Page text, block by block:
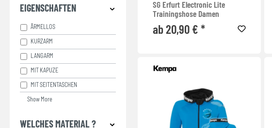
EIGENSCHAFTEN
ÄRMELLOS
KURZARM
LANGARM
MIT KAPUZE
MIT SEITENTASCHEN
Show More
WELCHES MATERIAL ?
SG Erfurt Electronic Lite
Trainingshose Damen
ab 20,90 € *